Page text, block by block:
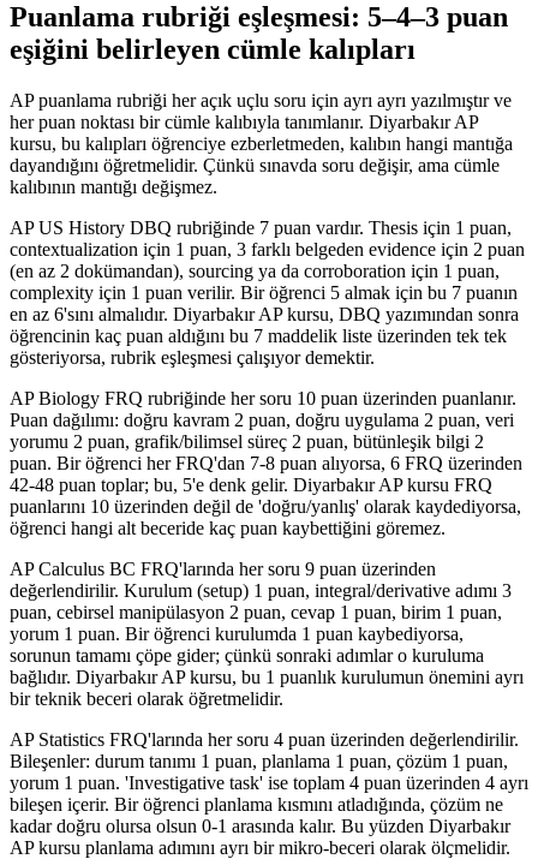
Puanlama rubriği eşleşmesi: 5–4–3 puan
eşiğini belirleyen cümle kalıpları
AP puanlama rubriği her açık uçlu soru için ayrı ayrı yazılmıştır ve
her puan noktası bir cümle kalıbıyla tanımlanır. Diyarbakır AP
kursu, bu kalıpları öğrenciye ezberletmeden, kalıbın hangi mantığa
dayandığını öğretmelidir. Çünkü sınavda soru değişir, ama cümle
kalıbının mantığı değişmez.
AP US History DBQ rubriğinde 7 puan vardır. Thesis için 1 puan,
contextualization için 1 puan, 3 farklı belgeden evidence için 2 puan
(en az 2 dokümandan), sourcing ya da corroboration için 1 puan,
complexity için 1 puan verilir. Bir öğrenci 5 almak için bu 7 puanın
en az 6'sını almalıdır. Diyarbakır AP kursu, DBQ yazımından sonra
öğrencinin kaç puan aldığını bu 7 maddelik liste üzerinden tek tek
gösteriyorsa, rubrik eşleşmesi çalışıyor demektir.
AP Biology FRQ rubriğinde her soru 10 puan üzerinden puanlanır.
Puan dağılımı: doğru kavram 2 puan, doğru uygulama 2 puan, veri
yorumu 2 puan, grafik/bilimsel süreç 2 puan, bütünleşik bilgi 2
puan. Bir öğrenci her FRQ'dan 7-8 puan alıyorsa, 6 FRQ üzerinden
42-48 puan toplar; bu, 5'e denk gelir. Diyarbakır AP kursu FRQ
puanlarını 10 üzerinden değil de 'doğru/yanlış' olarak kaydediyorsa,
öğrenci hangi alt beceride kaç puan kaybettiğini göremez.
AP Calculus BC FRQ'larında her soru 9 puan üzerinden
değerlendirilir. Kurulum (setup) 1 puan, integral/derivative adımı 3
puan, cebirsel manipülasyon 2 puan, cevap 1 puan, birim 1 puan,
yorum 1 puan. Bir öğrenci kurulumda 1 puan kaybediyorsa,
sorunun tamamı çöpe gider; çünkü sonraki adımlar o kuruluma
bağlıdır. Diyarbakır AP kursu, bu 1 puanlık kurulumun önemini ayrı
bir teknik beceri olarak öğretmelidir.
AP Statistics FRQ'larında her soru 4 puan üzerinden değerlendirilir.
Bileşenler: durum tanımı 1 puan, planlama 1 puan, çözüm 1 puan,
yorum 1 puan. 'Investigative task' ise toplam 4 puan üzerinden 4 ayrı
bileşen içerir. Bir öğrenci planlama kısmını atladığında, çözüm ne
kadar doğru olursa olsun 0-1 arasında kalır. Bu yüzden Diyarbakır
AP kursu planlama adımını ayrı bir mikro-beceri olarak ölçmelidir.